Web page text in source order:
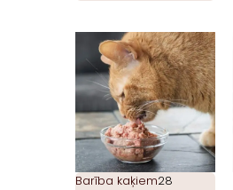
Barība kaķiem28